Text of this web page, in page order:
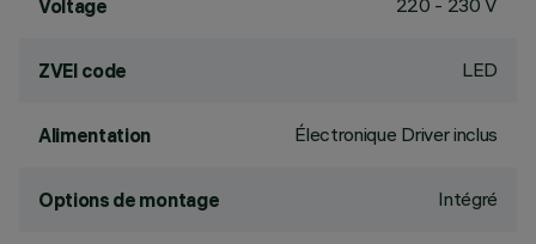
Voltage 220 - 230 V
ZVEI code LED
Alimentation Électronique Driver inclus
Options de montage Intégré